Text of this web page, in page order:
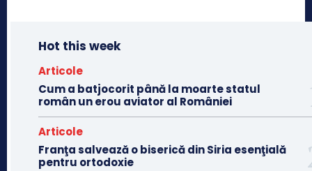
Hot this week
Articole
Cum a batjocorit până la moarte statul
român un erou aviator al României
Articole
Franţa salvează o biserică din Siria esenţială
pentru ortodoxie